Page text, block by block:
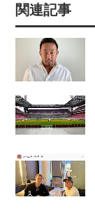
関連記事